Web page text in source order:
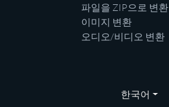
파일을 ZIP으로 변환
이미지 변환
오디오/비디오 변환
한국어